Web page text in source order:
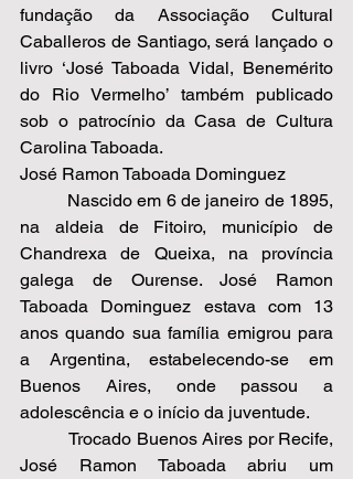
fundação da Associação Cultural
Caballeros de Santiago, será lançado o
livro ‘José Taboada Vidal, Benemérito
do Rio Vermelho’ também publicado
sob o patrocínio da Casa de Cultura
Carolina Taboada.
José Ramon Taboada Dominguez
na aldeia de Fitoiro, município de
Chandrexa de Queixa, na província
galega de Ourense. José Ramon
Taboada Dominguez estava com 13
anos quando sua família emigrou para
a Argentina, estabelecendo-se em
Buenos Aires, onde passou a
adolescência e o início da juventude.
          Trocado Buenos Aires por Recife,
José Ramon Taboada abriu um